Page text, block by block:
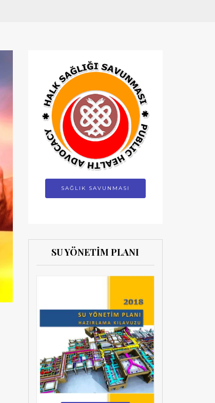
SAĞLIK SAVUNMASI
SU YÖNETİM PLANI